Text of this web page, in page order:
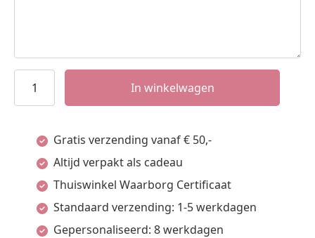
Names4ever
6mm
Naamring
voor
Dames
aantal
In winkelwagen
Gratis verzending vanaf € 50,-
Altijd verpakt als cadeau
Thuiswinkel Waarborg Certificaat
Standaard verzending: 1-5 werkdagen
Gepersonaliseerd: 8 werkdagen